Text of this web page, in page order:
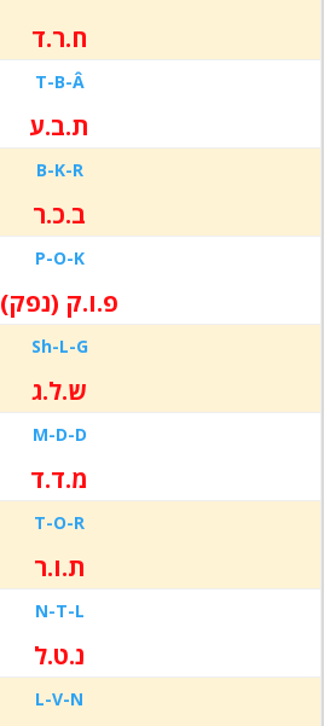
ח.ר.ד
T-B-Â
ת.ב.ע
B-K-R
ב.כ.ר
P-O-K
פ.ו.ק (נפק)
Sh-L-G
ש.ל.ג
M-D-D
מ.ד.ד
T-O-R
ת.ו.ר
N-T-L
נ.ט.ל
L-V-N